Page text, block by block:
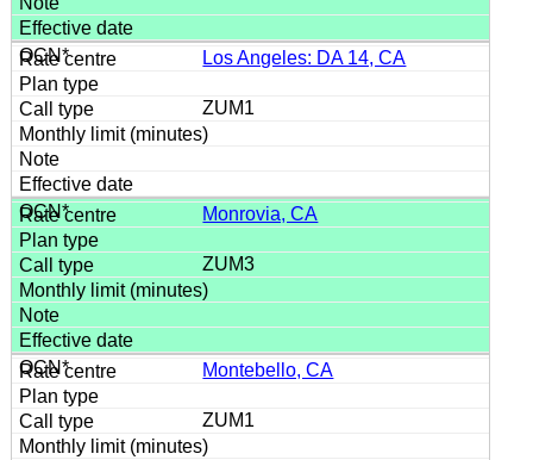
Los Angeles: DA 14, CA
ZUM1
Monrovia, CA
ZUM3
Montebello, CA
ZUM1